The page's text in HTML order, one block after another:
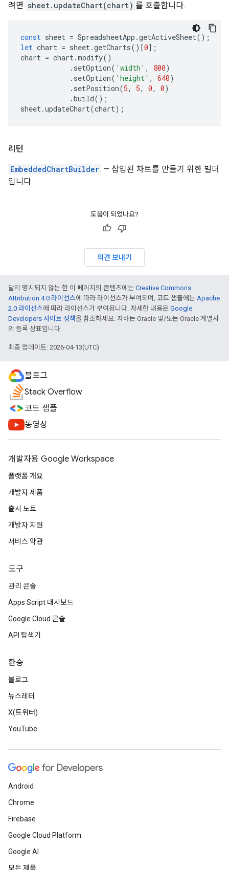
려면 sheet.updateChart(chart) 를 호출합니다.
const sheet = SpreadsheetApp .getActiveSheet();
let chart = sheet.getCharts()[0];
chart = chart.modify()
. setOption( 'width' , 800)
. setOption( 'height' , 640)
. setPosition(5, 5, 0, 0)
.build();
sheet.updateChart(chart);
리턴
EmbeddedChartBuilder — 삽입된 차트를 만들기 위한 빌더
입니다.
도움이 되었나요?
의견 보내기
달리 명시되지 않는 한 이 페이지의 콘텐츠에는 Creative Commons
Attribution 4.0 라이선스에 따라 라이선스가 부여되며, 코드 샘플에는 Apache
2.0 라이선스에 따라 라이선스가 부여됩니다. 자세한 내용은 Google
Developers 사이트 정책을 참조하세요. 자바는 Oracle 및/또는 Oracle 계열사
의 등록 상표입니다.
최종 업데이트: 2026-04-13(UTC)
블로그
Stack Overflow
코드 샘플
동영상
개발자용 Google Workspace
플랫폼 개요
개발자 제품
출시 노트
개발자 지원
서비스 약관
도구
관리 콘솔
Apps Script 대시보드
Google Cloud 콘솔
API 탐색기
환승
블로그
뉴스레터
X(트위터)
YouTube
Android
Chrome
Firebase
Google Cloud Platform
Google AI
모든 제품